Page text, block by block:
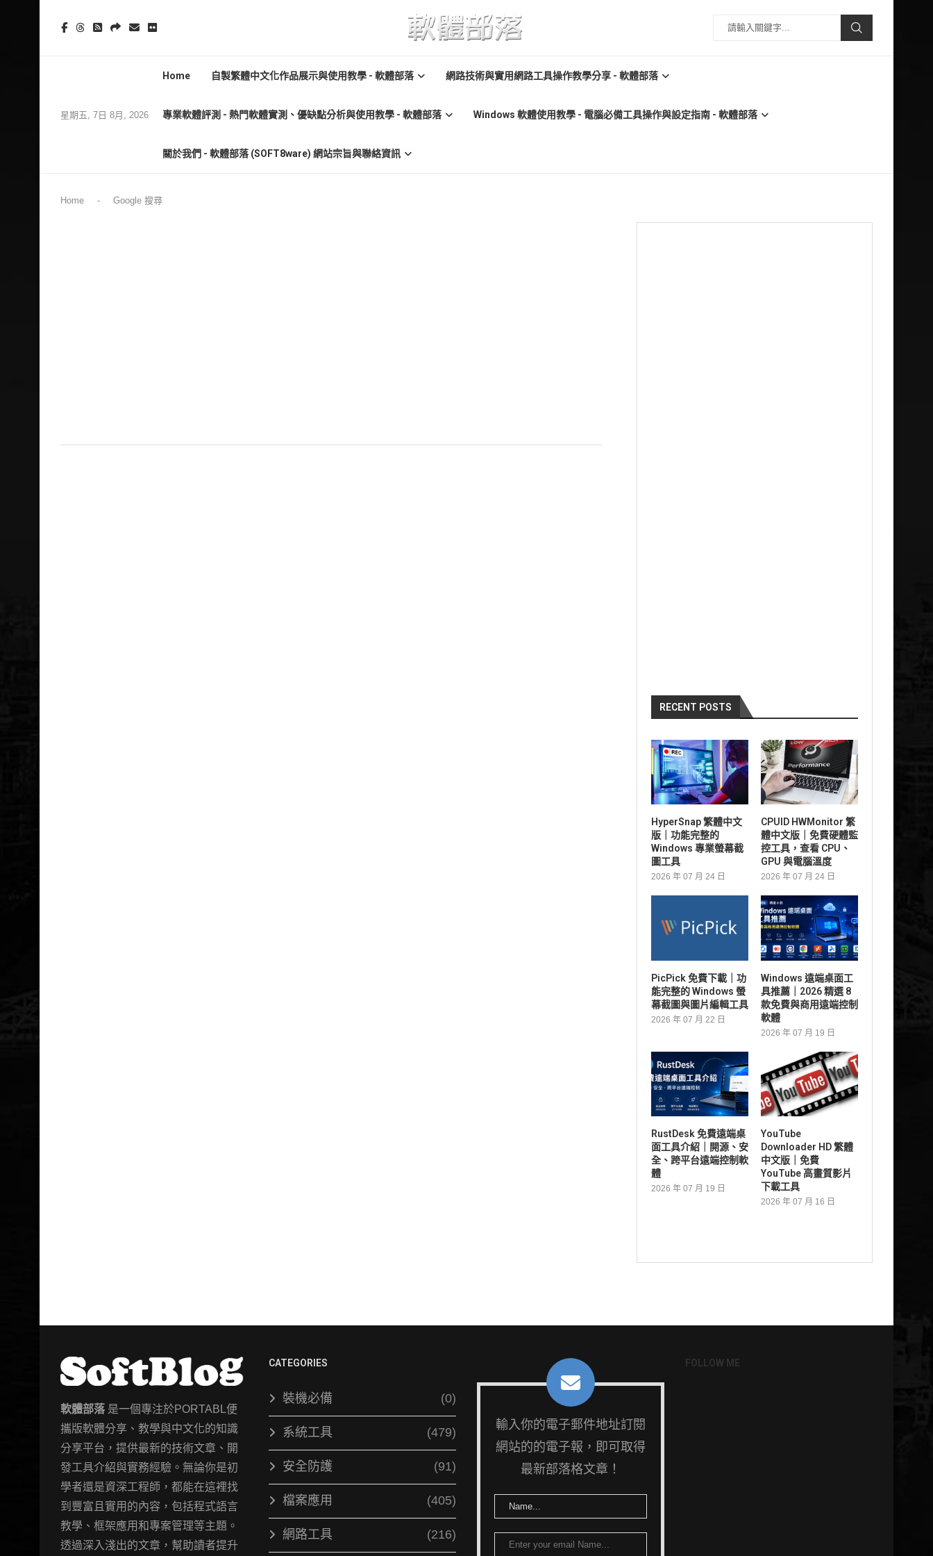
星期五, 7日 8月, 2026
Home 自製繁體中文化作品展示與使用教學 - 軟體部落 網路技術與實用網路工具操作教學分享 - 軟體部落
專業軟體評測 - 熱門軟體實測、優缺點分析與使用教學 - 軟體部落 Windows 軟體使用教學 - 電腦必備工具操作與設定指南 - 軟體部落
關於我們 - 軟體部落 (SOFT8ware) 網站宗旨與聯絡資訊
Home - Google 搜尋
RECENT POSTS
HyperSnap 繁體中文
版｜功能完整的
Windows 專業螢幕截
圖工具
2026 年 07 月 24 日
CPUID HWMonitor 繁
體中文版｜免費硬體監
控工具，查看 CPU、
GPU 與電腦溫度
2026 年 07 月 24 日
PicPick 免費下載｜功
能完整的 Windows 螢
幕截圖與圖片編輯工具
2026 年 07 月 22 日
Windows 遠端桌面工
具推薦｜2026 精選 8
款免費與商用遠端控制
軟體
2026 年 07 月 19 日
RustDesk 免費遠端桌
面工具介紹｜開源、安
全、跨平台遠端控制軟
體
2026 年 07 月 19 日
YouTube
Downloader HD 繁體
中文版｜免費
YouTube 高畫質影片
下載工具
2026 年 07 月 16 日
軟體部落是一個專注於PORTABL便
攜版軟體分享、教學與中文化的知識
分享平台，提供最新的技術文章、開
發工具介紹與實務經驗。無論你是初
學者還是資深工程師，都能在這裡找
到豐富且實用的內容，包括程式語言
教學、框架應用和專案管理等主題。
透過深入淺出的文章，幫助讀者提升
CATEGORIES
裝機必備 (0)
系統工具 (479)
安全防護 (91)
檔案應用 (405)
網路工具 (216)
輸入你的電子郵件地址訂閱
網站的的電子報，即可取得
最新部落格文章！
FOLLOW ME